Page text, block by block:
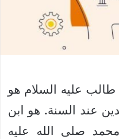
طالب عليه السلام هو
عند السنة. هو ابن
صلى الله عليه